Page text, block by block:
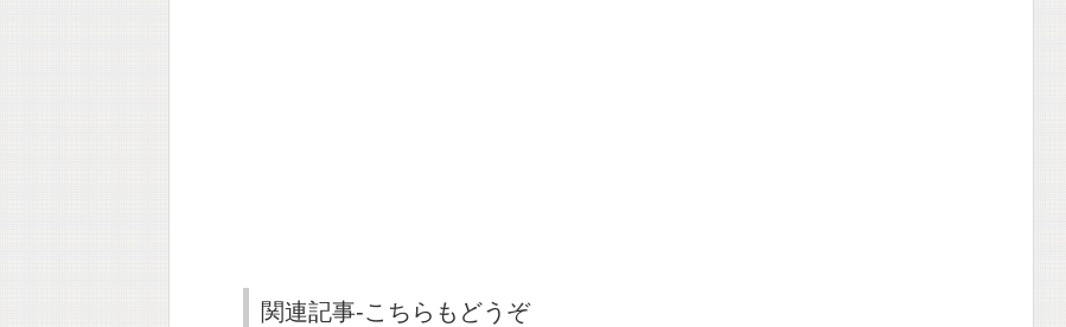
関連記事-こちらもどうぞ